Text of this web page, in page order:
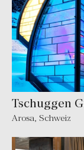
Tschuggen
Arosa, Schweiz